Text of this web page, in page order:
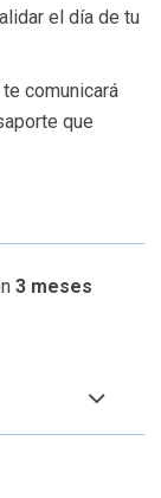
el día de tu
te comunicará
que
3 meses